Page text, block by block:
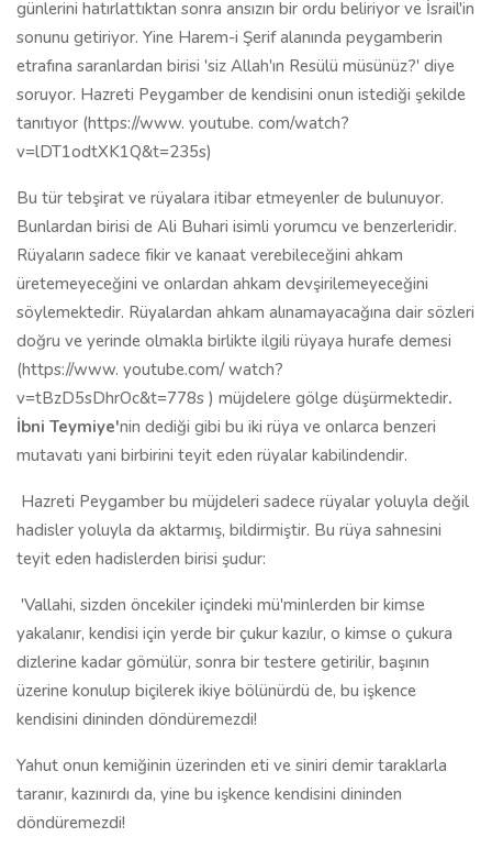
günlerini hatırlattıktan sonra ansızın bir ordu beliriyor ve İsrail'in
sonunu getiriyor. Yine Harem-i Şerif alanında peygamberin
etrafına saranlardan birisi 'siz Allah'ın Resülü müsünüz?' diye
soruyor. Hazreti Peygamber de kendisini onun istediği şekilde
tanıtıyor (https://www. youtube. com/watch?
v=lDT1odtXK1Q&t=235s)
Bu tür tebşirat ve rüyalara itibar etmeyenler de bulunuyor.
Bunlardan birisi de Ali Buhari isimli yorumcu ve benzerleridir.
Rüyaların sadece fikir ve kanaat verebileceğini ahkam
üretemeyeceğini ve onlardan ahkam devşirilemeyeceğini
söylemektedir. Rüyalardan ahkam alınamayacağına dair sözleri
doğru ve yerinde olmakla birlikte ilgili rüyaya hurafe demesi
(https://www. youtube.com/ watch?
v=tBzD5sDhrOc&t=778s ) müjdelere gölge düşürmektedir.
İbni Teymiye'nin dediği gibi bu iki rüya ve onlarca benzeri
mutavatı yani birbirini teyit eden rüyalar kabilindendir.
Hazreti Peygamber bu müjdeleri sadece rüyalar yoluyla değil
hadisler yoluyla da aktarmış, bildirmiştir. Bu rüya sahnesini
teyit eden hadislerden birisi şudur:
'Vallahi, sizden öncekiler içindeki mü'minlerden bir kimse
yakalanır, kendisi için yerde bir çukur kazılır, o kimse o çukura
dizlerine kadar gömülür, sonra bir testere getirilir, başının
üzerine konulup biçilerek ikiye bölünürdü de, bu işkence
kendisini dininden döndüremezdi!
Yahut onun kemiğinin üzerinden eti ve siniri demir taraklarla
taranır, kazınırdı da, yine bu işkence kendisini dininden
döndüremezdi!